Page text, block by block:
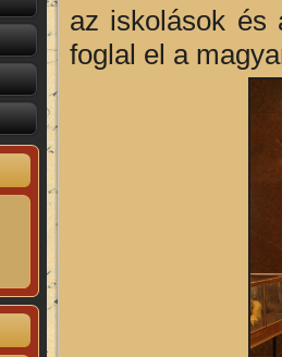
az iskolások és
foglal el a